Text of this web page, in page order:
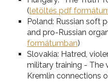
(letöltés pdf
Poland: Russian soft
and pro-Russian
formátumban)
Slovakia: Hatred,
military training - The
Kremlin connections